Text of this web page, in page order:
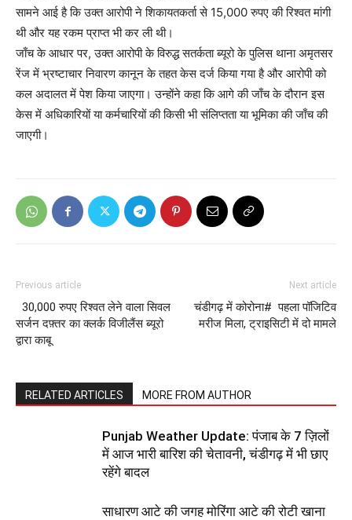
सामने आई है कि उक्त आरोपी ने शिकायतकर्ता से 15,000 रुपए की रिश्वत मांगी
थी और यह रकम प्राप्त भी कर ली थी।
जाँच के आधार पर, उक्त आरोपी के विरुद्ध सतर्कता ब्यूरो के पुलिस थाना अमृतसर
रेंज में भ्रष्टाचार निवारण कानून के तहत केस दर्ज किया गया है और आरोपी को
कल अदालत में पेश किया जाएगा। उन्होंने कहा कि आगे की जाँच के दौरान इस
केस में अधिकारियों या कर्मचारियों की किसी भी संलिप्तता या भूमिका की जाँच की
जाएगी।
Previous article
30,000 रुपए रिश्वत लेने वाला सिवल
सर्जन दफ़्तर का क्लर्क विजीलैंस ब्यूरो
द्वारा काबू
Next article
चंडीगढ़ में कोरोना# पहला पॉजिटिव
मरीज मिला, ट्राइसिटी में दो मामले
RELATED ARTICLES MORE FROM AUTHOR
Punjab Weather Update: पंजाब के 7 ज़िलों
में आज भारी बारिश की चेतावनी, चंडीगढ़ में भी छाए
रहेंगे बादल
साधारण आटे की जगह मोरिंगा आटे की रोटी खाना